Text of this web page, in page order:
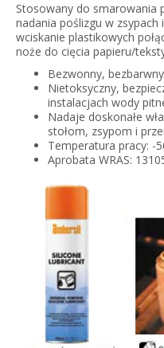
Stosowany do smarowania
nadania poślizgu w zsypach
wciskanie plastikowych
noże do cięcia papieru/
Bezwonny,
Nietoksyczny,
instalacjach wody
Nadaje doskonałe
stołom, zsypom i
Temperatura pracy: -
Aprobata WRAS: